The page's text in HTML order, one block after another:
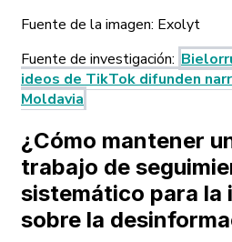
Fuente de la imagen: Exolyt
Fuente de investigación:
ideos de TikTok difunden
Moldavia
¿Cómo mantener
trabajo de
sistemático para la
sobre la